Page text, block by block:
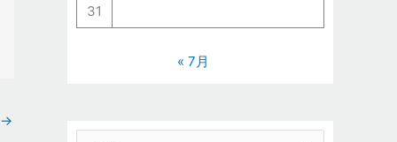
→
31
« 7月